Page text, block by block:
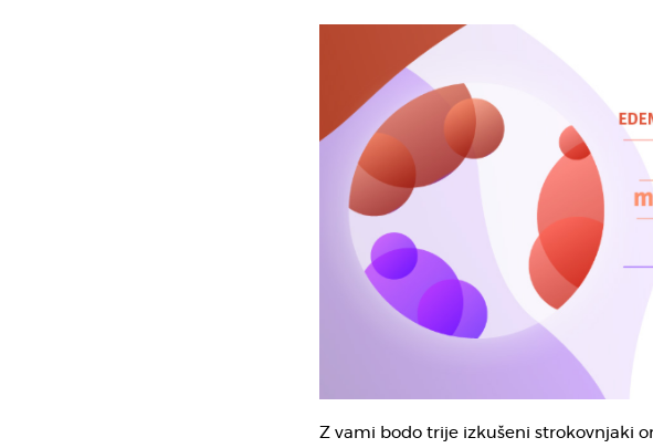
Z vami bodo trije izkušeni strokovnjaki